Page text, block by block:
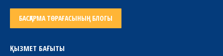
БАСҚАРМА ТӨРАҒАСЫНЫҢ БЛОГЫ
ҚЫЗМЕТ БАҒЫТЫ